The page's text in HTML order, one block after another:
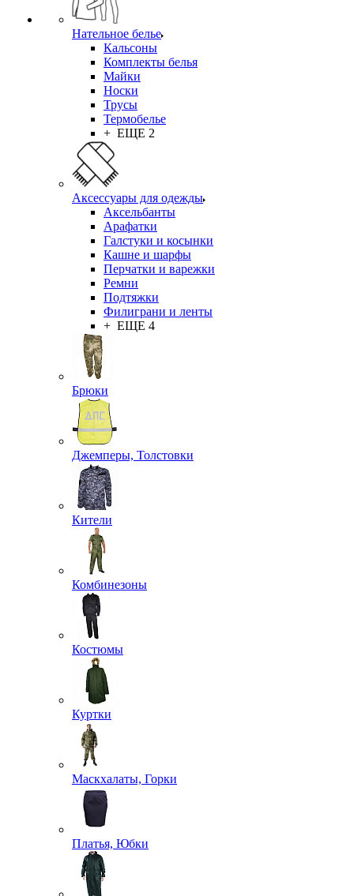
Нательное белье
Кальсоны
Комплекты белья
Майки
Носки
Трусы
Термобелье
+ ЕЩЕ 2
Аксессуары для одежды
Аксельбанты
Арафатки
Галстуки и косынки
Кашне и шарфы
Перчатки и варежки
Ремни
Подтяжки
Филиграни и ленты
+ ЕЩЕ 4
Брюки
Джемперы, Толстовки
Кители
Комбинезоны
Костюмы
Куртки
Маскхалаты, Горки
Платья, Юбки